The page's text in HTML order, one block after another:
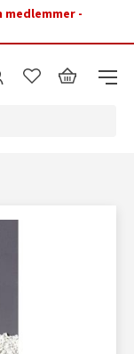
medlemmer -